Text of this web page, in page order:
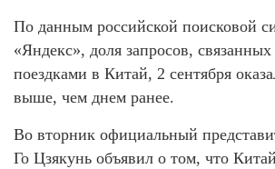
По данным российской поисковой
«Яндекс», доля запросов,
поездками в Китай, 2 сентября
выше, чем днем ранее.
Во вторник официальный
Го Цзякунь объявил о том, что